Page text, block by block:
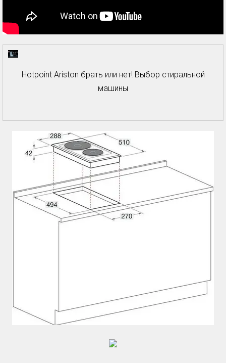
Hotpoint Ariston брать или нет! Выбор стиральной
машины